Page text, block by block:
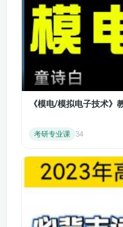
第十章 第五节 采购
与付款循环的实质性
程序
第十一章 第二节 生
产与存货循环的主要
控制
第十一章 第四节 生
测试
第十一章 第五节 生
性程序（2）
《模电/模拟电子技术》
考研专业课 34